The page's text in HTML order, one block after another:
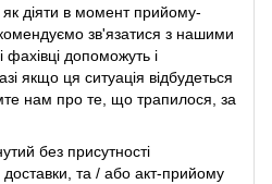
як діяти в момент прийому-
зв'язатися з нашими
допоможуть і
якщо ця ситуація відбудеться
нам про те, що трапилося, за
без присутності
та / або акт-прийому